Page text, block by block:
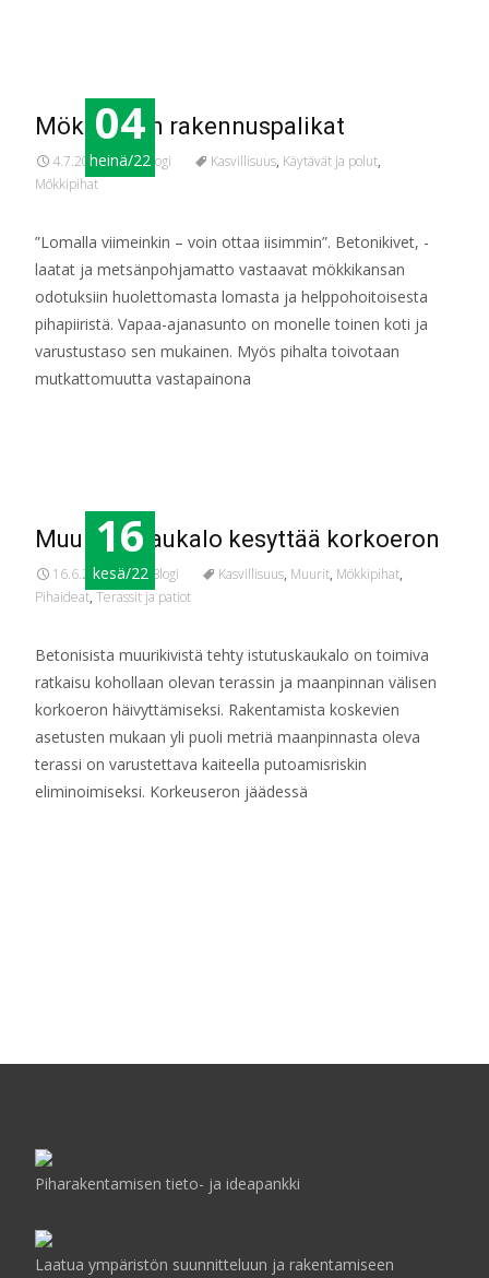
04
heinä/22
Mökkipihan rakennuspalikat
4.7.2022 Blogi Kasvillisuus, Käytävät ja polut,
Mökkipihat
”Lomalla viimeinkin – voin ottaa iisimmin”. Betonikivet, -
laatat ja metsänpohjamatto vastaavat mökkikansan
odotuksiin huolettomasta lomasta ja helppohoitoisesta
pihapiiristä. Vapaa-ajanasunto on monelle toinen koti ja
varustustaso sen mukainen. Myös pihalta toivotaan
mutkattomuutta vastapainona
16
kesä/22
Muurikivikaukalo kesyttää korkoeron
16.6.2022 Blogi Kasvillisuus, Muurit, Mökkipihat,
Pihaideat, Terassit ja patiot
Betonisista muurikivistä tehty istutuskaukalo on toimiva
ratkaisu kohollaan olevan terassin ja maanpinnan välisen
korkoeron häivyttämiseksi. Rakentamista koskevien
asetusten mukaan yli puoli metriä maanpinnasta oleva
terassi on varustettava kaiteella putoamisriskin
eliminoimiseksi. Korkeuseron jäädessä
navigation
Piharakentamisen tieto- ja ideapankki
Laatua ympäristön suunnitteluun ja rakentamiseen